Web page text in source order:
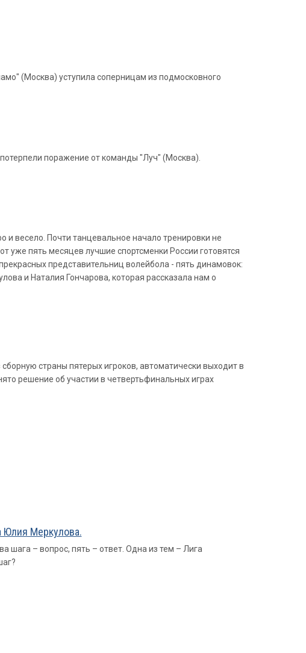
(Москва) уступила соперницам из подмосковного
поражение от команды "Луч" (Москва).
весело. Почти танцевальное начало тренировки не
уже пять месяцев лучшие спортсменки России готовятся
представительниц волейбола - пять динамовок:
и Наталия Гончарова, которая рассказала нам о
страны пятерых игроков, автоматически выходит в
решение об участии в четвертьфинальных играх
Юлия Меркулова.
шага – вопрос, пять – ответ. Одна из тем – Лига